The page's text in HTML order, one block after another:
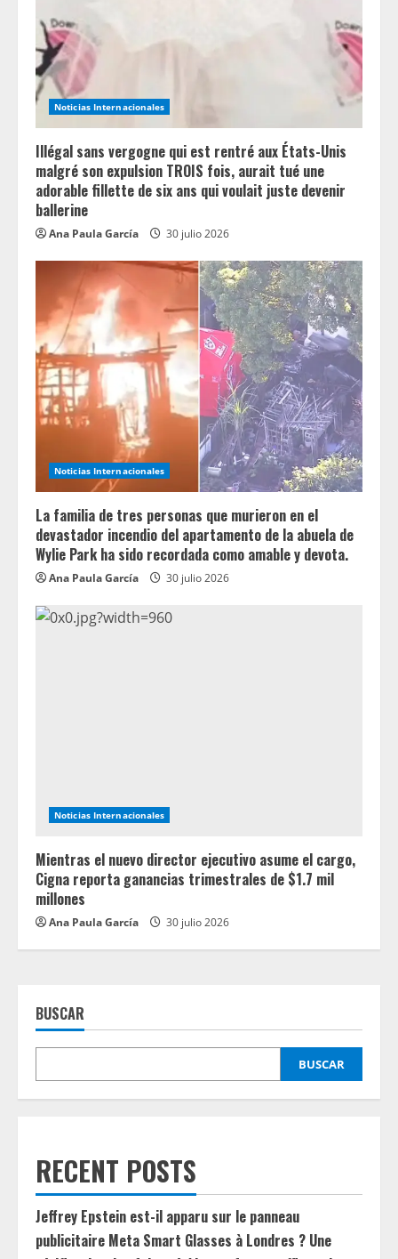
a
d
i
n
g
Noticias Internacionales
Illégal sans vergogne qui est rentré aux États-Unis
malgré son expulsion TROIS fois, aurait tué une
adorable fillette de six ans qui voulait juste devenir
ballerine
Ana Paula García 30 julio 2026
Noticias Internacionales
La familia de tres personas que murieron en el
devastador incendio del apartamento de la abuela de
Wylie Park ha sido recordada como amable y devota.
Ana Paula García 30 julio 2026
Noticias Internacionales
Mientras el nuevo director ejecutivo asume el cargo,
Cigna reporta ganancias trimestrales de $1.7 mil
millones
Ana Paula García 30 julio 2026
BUSCAR
BUSCAR
RECENT POSTS
Jeffrey Epstein est-il apparu sur le panneau
publicitaire Meta Smart Glasses à Londres ? Une